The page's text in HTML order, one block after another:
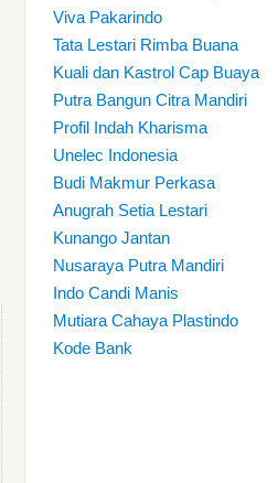
Viva Pakarindo
Tata Lestari Rimba Buana
Kuali dan Kastrol Cap Buaya
Putra Bangun Citra Mandiri
Profil Indah Kharisma
Unelec Indonesia
Budi Makmur Perkasa
Anugrah Setia Lestari
Kunango Jantan
Nusaraya Putra Mandiri
Indo Candi Manis
Mutiara Cahaya Plastindo
Kode Bank